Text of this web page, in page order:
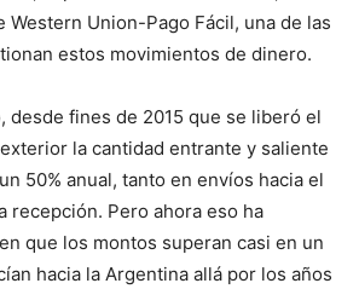
Western Union-Pago Fácil, una de las
estos movimientos de dinero.
desde fines de 2015 que se liberó el
la cantidad entrante y saliente
50% anual, tanto en envíos hacia el
recepción. Pero ahora eso ha
que los montos superan casi en un
hacia la Argentina allá por los años